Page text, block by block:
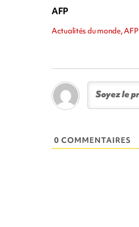
AFP
Actualités du monde, AFP
0 COMMENTAIRES